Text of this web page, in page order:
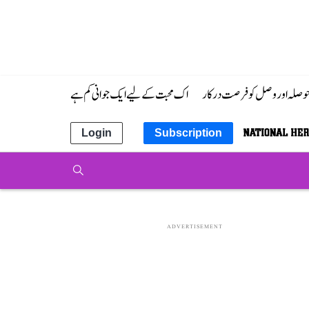
حوصلہ اور وصل کو فرصت درکار اک محبت کے لیے ایک جوانی کم ہے
Subscription
Login
ADVERTISEMENT